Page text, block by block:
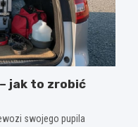
jak to zrobić
swojego pupila